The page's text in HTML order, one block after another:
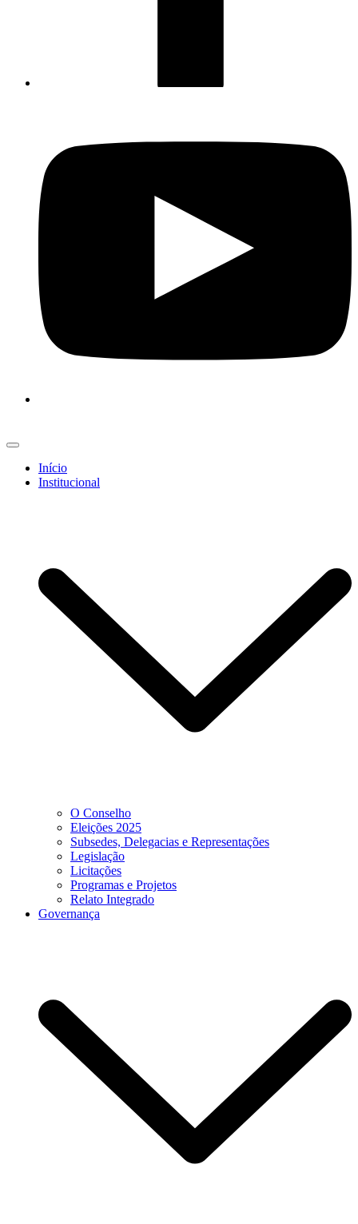
Início
Institucional
O Conselho
Eleições 2025
Subsedes, Delegacias e Representações
Legislação
Licitações
Programas e Projetos
Relato Integrado
Governança